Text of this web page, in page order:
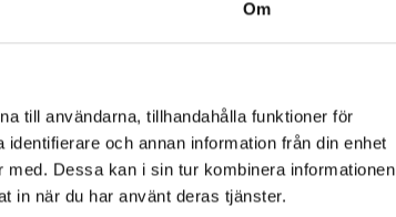
Om
till användarna, tillhandahålla funktioner för
och annan information från din enhet
Dessa kan i sin tur kombinera informationen
in när du har använt deras tjänster.